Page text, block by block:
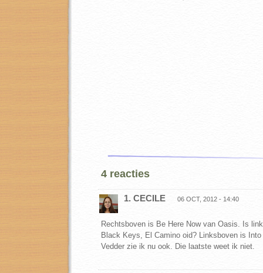
4 reacties
1. CECILE 06 OCT, 2012 - 14:40
Rechtsboven is Be Here Now van Oasis. Is
Black Keys, El Camino oid? Linksboven is
Vedder zie ik nu ook. Die laatste weet ik niet.